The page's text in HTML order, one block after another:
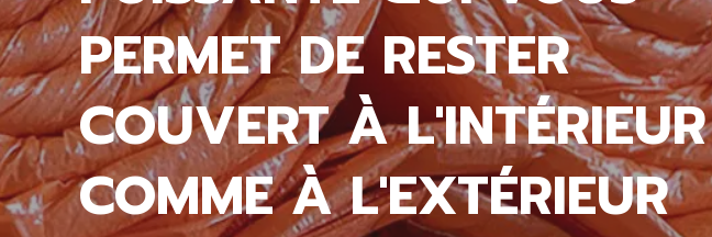
PERMET DE RESTER
COUVERT À L'INTÉRIEUR
COMME À L'EXTÉRIEUR